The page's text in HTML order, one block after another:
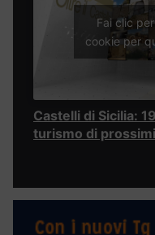
Fai clic
cookie per
Castelli di Sicilia:
turismo di